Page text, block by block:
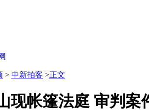
> 中新拍客 >正文
现帐篷法庭 审判案